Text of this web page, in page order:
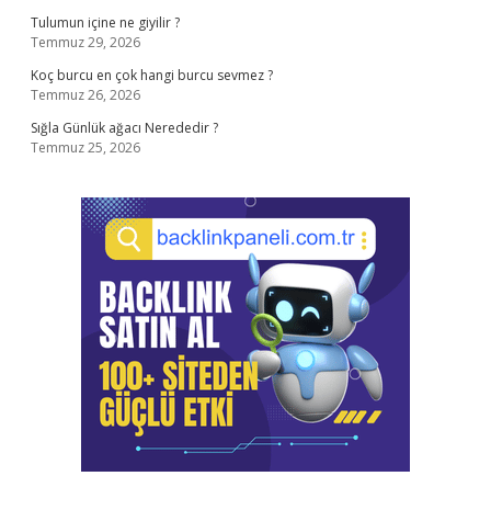
Tulumun içine ne giyilir ?
Temmuz 29, 2026
Koç burcu en çok hangi burcu sevmez ?
Temmuz 26, 2026
Sığla Günlük ağacı Nerededir ?
Temmuz 25, 2026